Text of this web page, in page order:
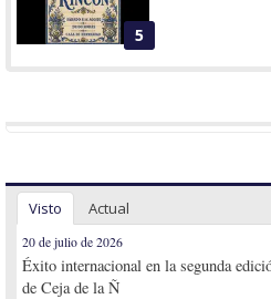
5
Visto Actual
20 de julio de 2026
Éxito internacional en la segunda
de Ceja de la Ñ